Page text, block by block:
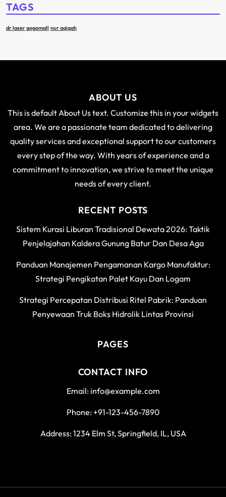
TAGS
dr laser gogomall nur aqiqah
ABOUT US
This is default About Us text. Customize this in your widgets
area. We are a passionate team dedicated to delivering
quality services and exceptional support to our customers
every step of the way. With years of experience and a
commitment to innovation, we strive to meet the unique
needs of every client.
RECENT POSTS
Sistem Kurasi Liburan Tradisional Dewata 2026: Taktik
Penjelajahan Kaldera Gunung Batur Dan Desa Aga
Panduan Manajemen Pengamanan Kargo Manufaktur:
Strategi Pengikatan Palet Kayu Dan Logam
Strategi Percepatan Distribusi Ritel Pabrik: Panduan
Penyewaan Truk Boks Hidrolik Lintas Provinsi
PAGES
CONTACT INFO
Email: info@example.com
Phone: +91-123-456-7890
Address: 1234 Elm St, Springfield, IL, USA